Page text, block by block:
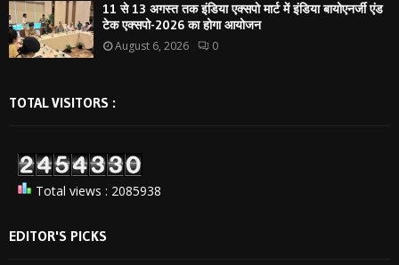
11 से 13 अगस्त तक इंडिया एक्सपो मार्ट में इंडिया बायोएनर्जी एंड
टेक एक्सपो-2026 का होगा आयोजन
August 6, 2026 0
TOTAL VISITORS :
Total views : 2085938
EDITOR'S PICKS